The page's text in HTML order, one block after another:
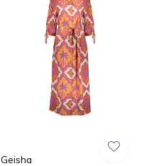
Geisha